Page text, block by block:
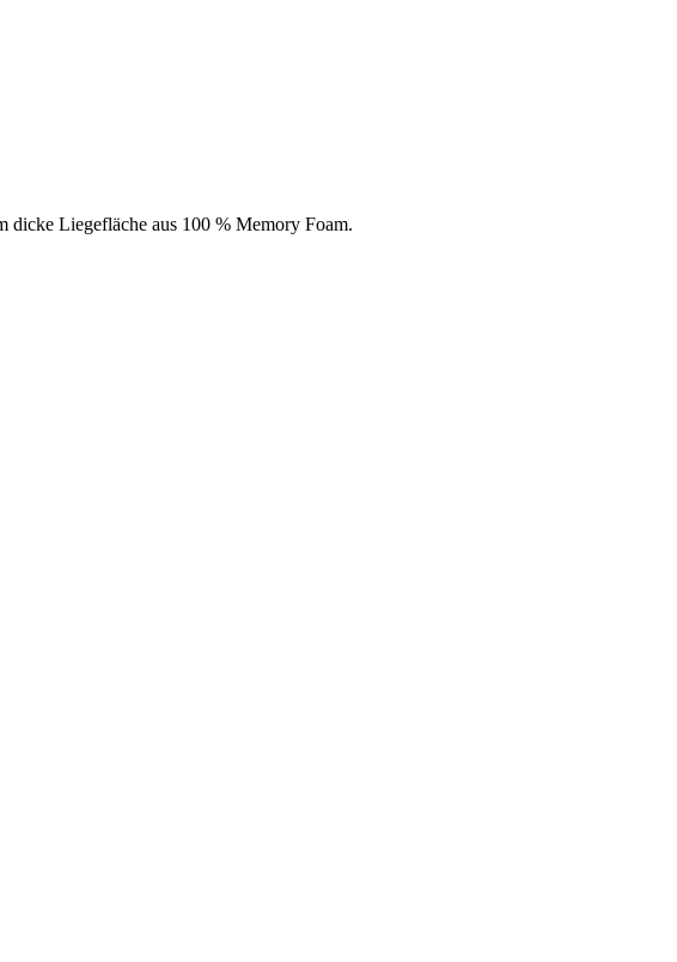
dicke Liegefläche aus 100 % Memory Foam.